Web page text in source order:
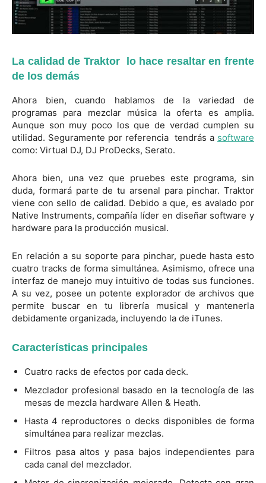
La calidad de Traktor lo hace resaltar en frente
de los demás
Ahora bien, cuando hablamos de la variedad de
programas para mezclar música la oferta es amplia.
Aunque son muy poco los que de verdad cumplen su
utilidad. Seguramente por referencia tendrás a software
como: Virtual DJ, DJ ProDecks, Serato.
Ahora bien, una vez que pruebes este programa, sin
duda, formará parte de tu arsenal para pinchar. Traktor
viene con sello de calidad. Debido a que, es avalado por
Native Instruments, compañía líder en diseñar software y
hardware para la producción musical.
En relación a su soporte para pinchar, puede hasta esto
cuatro tracks de forma simultánea. Asimismo, ofrece una
interfaz de manejo muy intuitivo de todas sus funciones.
A su vez, posee un potente explorador de archivos que
permite buscar en tu librería musical y mantenerla
debidamente organizada, incluyendo la de iTunes.
Características principales
Cuatro racks de efectos por cada deck.
Mezclador profesional basado en la tecnología de las
mesas de mezcla hardware Allen & Heath.
Hasta 4 reproductores o decks disponibles de forma
simultánea para realizar mezclas.
Filtros pasa altos y pasa bajos independientes para
cada canal del mezclador.